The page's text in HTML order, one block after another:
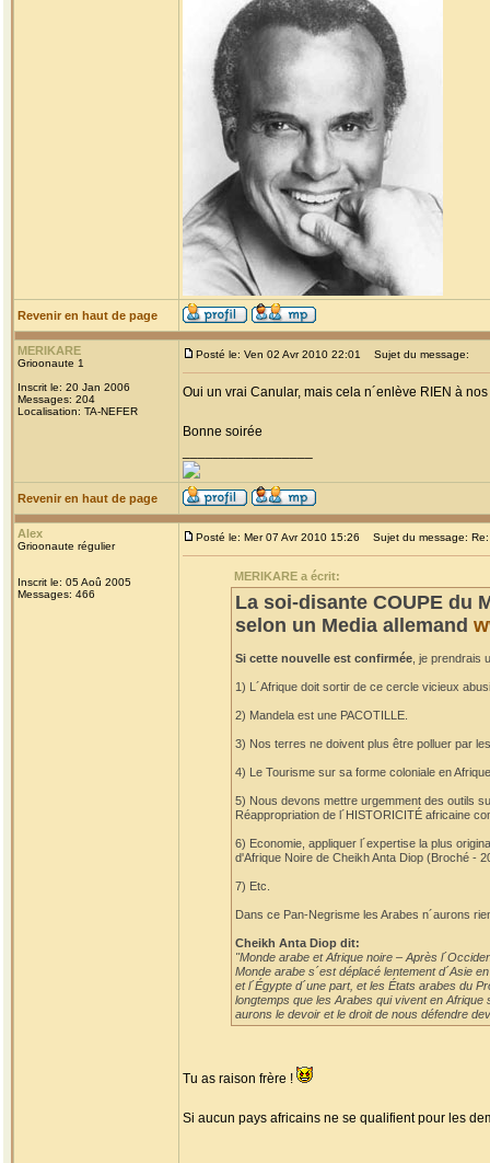
Revenir en haut de page
MERIKARE
Grioonaute 1
Inscrit le: 20 Jan 2006
Messages: 204
Localisation: TA-NEFER
Posté le: Ven 02 Avr 2010 22:01 Sujet du message:
Oui un vrai Canular, mais cela n´enlève RIEN à
Bonne soirée
Revenir en haut de page
Alex
Grioonaute régulier
Inscrit le: 05 Aoû 2005
Messages: 466
Posté le: Mer 07 Avr 2010 15:26 Sujet du message:
MERIKARE a écrit:
La soi-disante COUPE du
selon un Media allemand
Si cette nouvelle est confirmée , je
1) L´Afrique doit sortir de ce cercle vicieux
2) Mandela est une PACOTILLE.
3) Nos terres ne doivent plus être polluer par
4) Le Tourisme sur sa forme coloniale en
5) Nous devons mettre urgemment des outils
Réappropriation de l´HISTORICITÉ africaine
6) Economie, appliquer l´expertise la plus
d'Afrique Noire de Cheikh Anta Diop (Broché -
7) Etc.
Dans ce Pan-Negrisme les Arabes n´aurons
Cheikh Anta Diop dit:
"Monde arabe et Afrique noire – Après
Monde arabe s´est déplacé lentement d´Asie
et l´Égypte d´une part, et les États arabes du
longtemps que les Arabes qui vivent en
aurons le devoir et le droit de nous défendre
Tu as raison frère !
Si aucun pays africains ne se qualifient pour les